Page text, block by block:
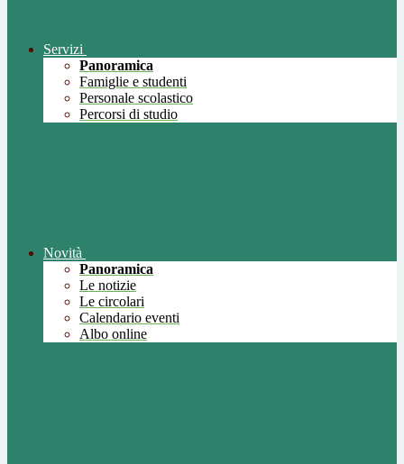
Servizi
Panoramica
Famiglie e studenti
Personale scolastico
Percorsi di studio
Novità
Panoramica
Le notizie
Le circolari
Calendario eventi
Albo online